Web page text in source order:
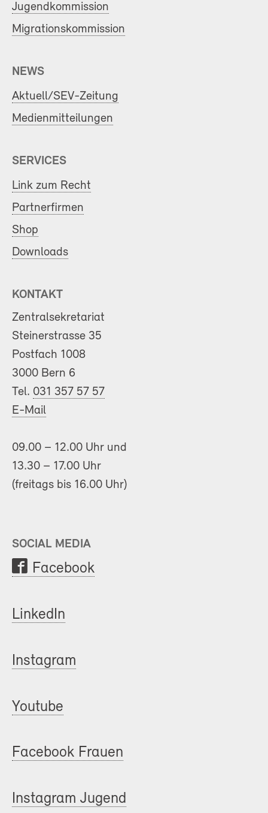
Jugendkommission
Migrationskommission
NEWS
Aktuell/SEV-Zeitung
Medienmitteilungen
SERVICES
Link zum Recht
Partnerfirmen
Shop
Downloads
KONTAKT
Zentralsekretariat
Steinerstrasse 35
Postfach 1008
3000 Bern 6
Tel. 031 357 57 57
E-Mail
09.00 – 12.00 Uhr und
13.30 – 17.00 Uhr
(freitags bis 16.00 Uhr)
SOCIAL MEDIA
Facebook
LinkedIn
Instagram
Youtube
Facebook Frauen
Instagram Jugend